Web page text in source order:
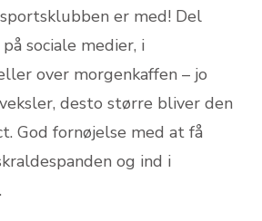
er med! Del
sociale medier, i
over morgenkaffen – jo
desto større bliver den
God fornøjelse med at få
og ind i